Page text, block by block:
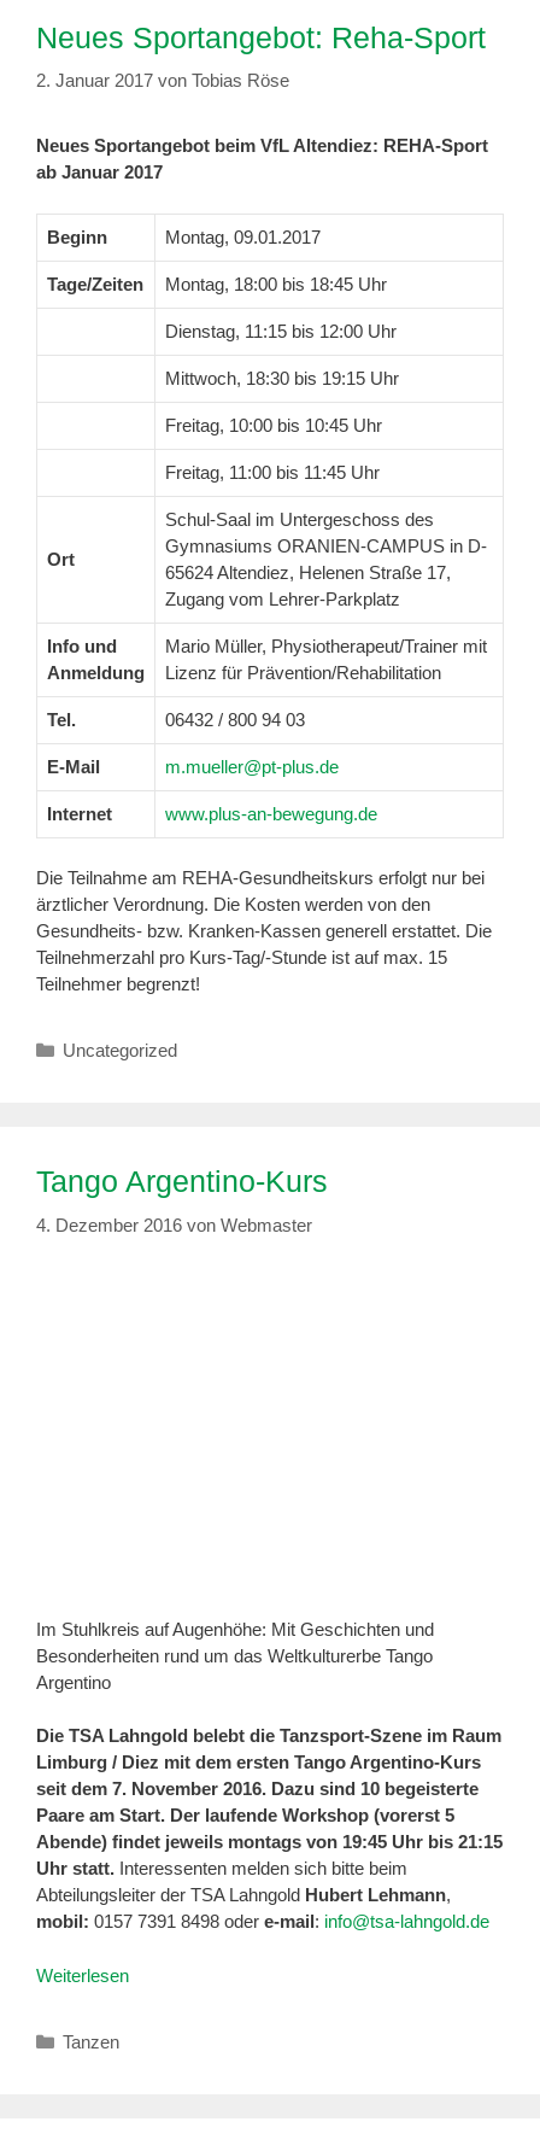
Neues Sportangebot: Reha-Sport
2. Januar 2017 von Tobias Röse
Neues Sportangebot beim VfL Altendiez: REHA-Sport
ab Januar 2017
Beginn Montag, 09.01.2017
Tage/Zeiten Montag, 18:00 bis 18:45 Uhr
Dienstag, 11:15 bis 12:00 Uhr
Mittwoch, 18:30 bis 19:15 Uhr
Freitag, 10:00 bis 10:45 Uhr
Freitag, 11:00 bis 11:45 Uhr
Ort
Schul-Saal im Untergeschoss des
Gymnasiums ORANIEN-CAMPUS in D-
65624 Altendiez, Helenen Straße 17,
Zugang vom Lehrer-Parkplatz
Info und
Anmeldung
Mario Müller, Physiotherapeut/Trainer mit
Lizenz für Prävention/Rehabilitation
Tel. 06432 / 800 94 03
E-Mail m.mueller@pt-plus.de
Internet www.plus-an-bewegung.de
Die Teilnahme am REHA-Gesundheitskurs erfolgt nur bei
ärztlicher Verordnung. Die Kosten werden von den
Gesundheits- bzw. Kranken-Kassen generell erstattet. Die
Teilnehmerzahl pro Kurs-Tag/-Stunde ist auf max. 15
Teilnehmer begrenzt!
Kategorien
Uncategorized
Tango Argentino-Kurs
4. Dezember 2016 von Webmaster
Im Stuhlkreis auf Augenhöhe: Mit Geschichten und
Besonderheiten rund um das Weltkulturerbe Tango
Argentino
Die TSA Lahngold belebt die Tanzsport-Szene im Raum
Limburg / Diez mit dem ersten Tango Argentino-Kurs
seit dem 7. November 2016. Dazu sind 10 begeisterte
Paare am Start. Der laufende Workshop (vorerst 5
Abende) findet jeweils montags von 19:45 Uhr bis 21:15
Uhr statt. Interessenten melden sich bitte beim
Abteilungsleiter der TSA Lahngold Hubert Lehmann,
mobil: 0157 7391 8498 oder e-mail: info@tsa-lahngold.de
Weiterlesen
Kategorien
Tanzen